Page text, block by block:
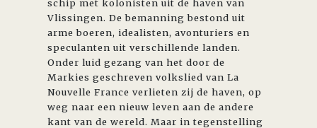
schip met kolonisten uit de haven van
Vlissingen. De bemanning bestond uit
arme boeren, idealisten, avonturiers en
speculanten uit verschillende landen.
Onder luid gezang van het door de
Markies geschreven volkslied van La
Nouvelle France verlieten zij de haven, op
weg naar een nieuw leven aan de andere
kant van de wereld. Maar in tegenstelling